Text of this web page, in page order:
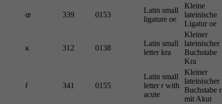
œ 339 0153
Latin small
ligature oe
Kleine
lateinische
Ligatur oe
ĸ 312 0138
Latin small
letter kra
Kleiner
lateinischer
Buchstabe
Kra
ŕ 341 0155
Latin small
letter r with
acute
Kleiner
lateinischer
Buchstabe r
mit Akut